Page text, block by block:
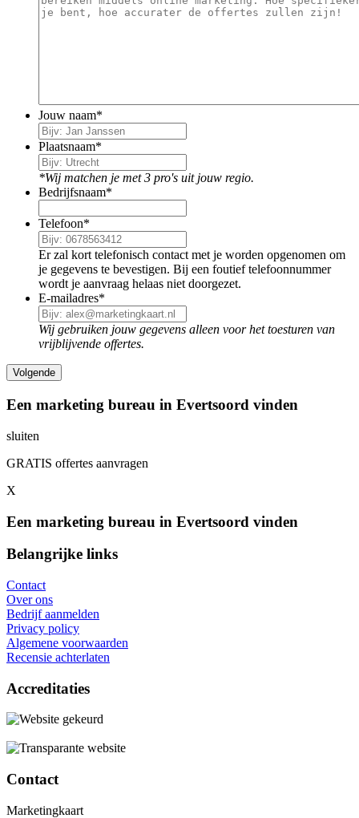
Jouw naam*
Plaatsnaam*
*Wij matchen je met 3 pro's uit jouw regio.
Bedrijfsnaam*
Telefoon*
Er zal kort telefonisch contact met je worden opgenomen om
je gegevens te bevestigen. Bij een foutief telefoonnummer
wordt je aanvraag helaas niet doorgezet.
E-mailadres*
Wij gebruiken jouw gegevens alleen voor het toesturen van
vrijblijvende offertes.
Een marketing bureau in Evertsoord vinden
sluiten
GRATIS offertes aanvragen
X
Een marketing bureau in Evertsoord vinden
Belangrijke links
Contact
Over ons
Bedrijf aanmelden
Privacy policy
Algemene voorwaarden
Recensie achterlaten
Accreditaties
Contact
Marketingkaart